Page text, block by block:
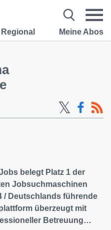
Regional Meine Abos
belegt Platz 1 der
Jobsuchmaschinen
/ Deutschlands führende
überzeugt mit
Betreuung…